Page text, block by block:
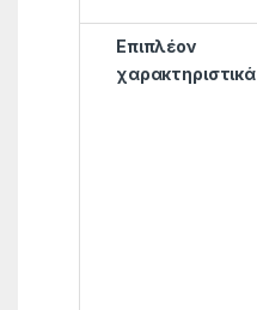
Επιπλέον
χαρακτηριστικά